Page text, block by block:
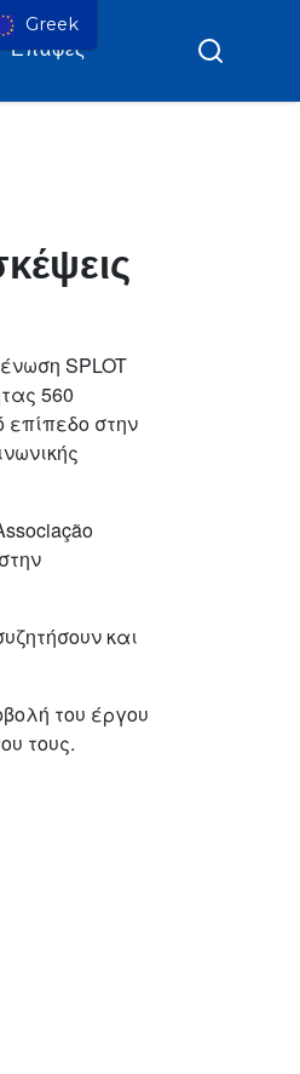
Επαφές
SPLOT
560
επίπεδο στην
και
του έργου
τους.
Greek